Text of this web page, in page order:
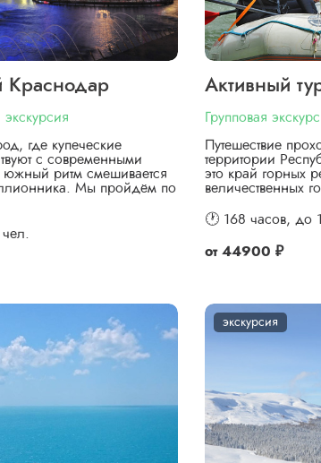
Краснодар
где купеческие
с современными
ритм смешивается
Мы пройдём по
Активный
Групповая
Путешествие
территории
это край горных
величественных
🕐 168 часов, до
от 44900 ₽
экскурсия